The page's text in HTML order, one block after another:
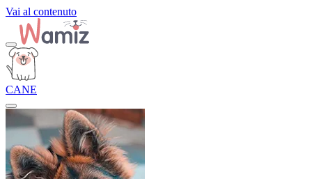
Vai al contenuto
CANE